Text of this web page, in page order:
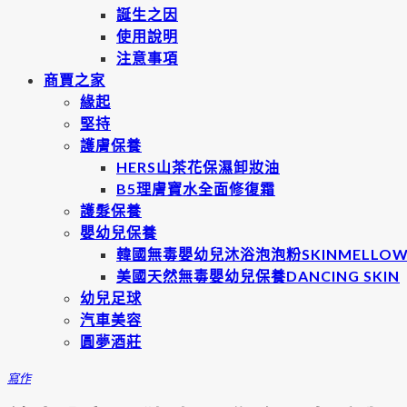
誕生之因
使用說明
注意事項
商賈之家
緣起
堅持
護膚保養
HERS山茶花保濕卸妝油
B5理膚寶水全面修復霜
護髮保養
嬰幼兒保養
韓國無毒嬰幼兒沐浴泡泡粉
美國天然無毒嬰幼兒保養DANCING SKIN
幼兒足球
汽車美容
圓夢酒莊
寫作